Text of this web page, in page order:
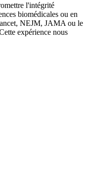
l'intégrité
biomédicales ou en
NEJM, JAMA ou le
expérience nous